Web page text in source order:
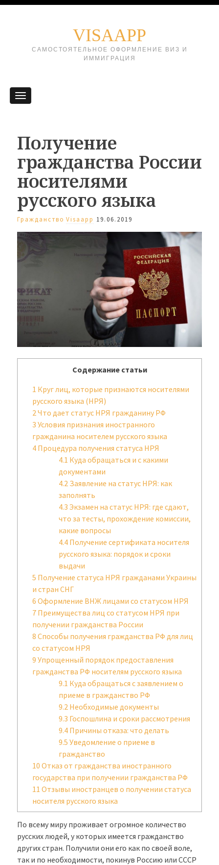
VISAAPP
САМОСТОЯТЕЛЬНОЕ ОФОРМЛЕНИЕ ВИЗ И
ИММИГРАЦИЯ
Получение
гражданства России
носителями
русского языка
Гражданство Visaapp 19.06.2019
Содержание статьи
1 Круг лиц, которые признаются носителями
русского языка (НРЯ)
2 Что дает статус НРЯ гражданину РФ
3 Условия признания иностранного
гражданина носителем русского языка
4 Процедура получения статуса НРЯ
4.1 Куда обращаться и с какими
документами
4.2 Заявление на статус НРЯ: как
заполнять
4.3 Экзамен на статус НРЯ: где сдают,
что за тесты, прохождение комиссии,
какие вопросы
4.4 Получение сертификата носителя
русского языка: порядок и сроки
выдачи
5 Получение статуса НРЯ гражданами Украины
и стран СНГ
6 Оформление ВНЖ лицами со статусом НРЯ
7 Преимущества лиц со статусом НРЯ при
получении гражданства России
8 Способы получения гражданства РФ для лиц
со статусом НРЯ
9 Упрощенный порядок предоставления
гражданства РФ носителям русского языка
9.1 Куда обращаться с заявлением о
приеме в гражданство РФ
9.2 Необходимые документы
9.3 Госпошлина и сроки рассмотрения
9.4 Причины отказа: что делать
9.5 Уведомление о приеме в
гражданство
10 Отказ от гражданства иностранного
государства при получении гражданства РФ
11 Отзывы иностранцев о получении статуса
носителя русского языка
По всему миру проживает огромное количество
русских людей, у которых имеется гражданство
других стран. Получили они его как по своей воле,
так и по необходимости, покинув Россию или СССР